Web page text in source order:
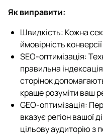
Як виправити:
Швидкість: Кожна
ймовірність
SEO-оптимізація:
правильна
сторінок
краще розуміти ваш
GEO-оптимізація:
вказує регіон вашої
цільову аудиторію з